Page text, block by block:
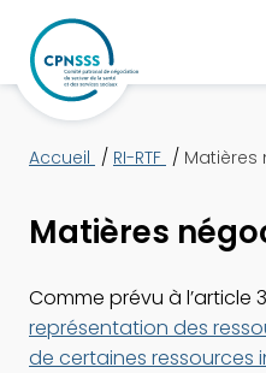
Accueil RI-RTF Matières
Matières
Comme prévu à l’article
représentation des
de certaines ressources